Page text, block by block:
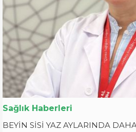
Sağlık Haberleri
BEYİN SİSİ YAZ AYLARINDA